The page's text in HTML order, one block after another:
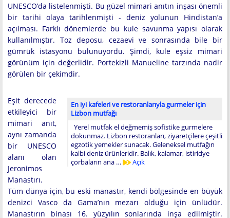
UNESCO’da listelenmişti. Bu güzel mimari anıtın inşası önemli
bir tarihi olaya tarihlenmişti - deniz yolunun Hindistan’a
açılması. Farklı dönemlerde bu kule savunma yapısı olarak
kullanılmıştır. Toz deposu, cezaevi ve sonrasında bile bir
gümrük istasyonu bulunuyordu. Şimdi, kule eşsiz mimari
görünüm için değerlidir. Portekizli Manueline tarzında nadir
görülen bir çekimdir.
En iyi kafeleri ve restoranlarıyla gurmeler için
Lizbon mutfağı
Yerel mutfak el değmemiş sofistike gurmelere
dokunmaz. Lizbon restoranları, ziyaretçilere çeşitli
egzotik yemekler sunacak. Geleneksel mutfağın
kalbi deniz ürünleridir. Balık, kalamar, istiridye
çorbaların ana …
Açık
Eşit derecede
etkileyici bir
mimari anıt,
aynı zamanda
bir UNESCO
alanı olan
Jeronimos
Manastırı.
Tüm dünya için, bu eski manastır, kendi bölgesinde en büyük
denizci Vasco da Gama’nın mezarı olduğu için ünlüdür.
Manastırın binası 16. yüzyılın sonlarında inşa edilmiştir.